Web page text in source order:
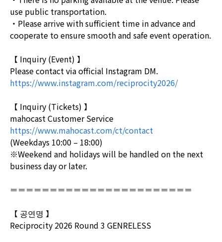
use public transportation.
・Please arrive with sufficient time in advance and
cooperate to ensure smooth and safe event operation.
【 Inquiry (Event) 】
Please contact via official Instagram DM.
https://www.instagram.com/reciprocity2026/
【 Inquiry (Tickets) 】
mahocast Customer Service
https://www.mahocast.com/ct/contact
(Weekdays 10:00 – 18:00)
※Weekend and holidays will be handled on the next
business day or later.
＝＝＝＝＝＝＝＝＝＝＝＝＝＝＝＝＝＝＝＝＝＝＝
【 공연명 】
Reciprocity 2026 Round 3 GENRELESS